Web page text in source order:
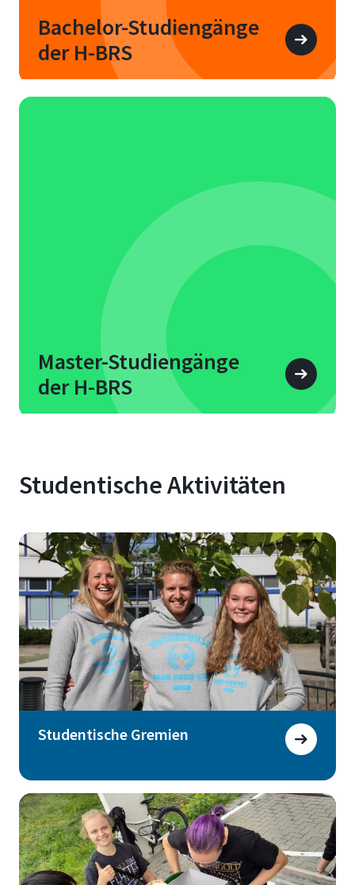
Bachelor-Studiengänge
der H-BRS
Master-Studiengänge
der H-BRS
Studentische Aktivitäten
Studentische Gremien